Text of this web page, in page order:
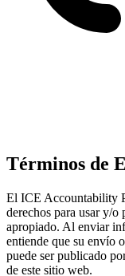
Términos de
El ICE Accountability
derechos para usar y/
apropiado. Al enviar
entiende que su envío
puede ser publicado
de este sitio web.